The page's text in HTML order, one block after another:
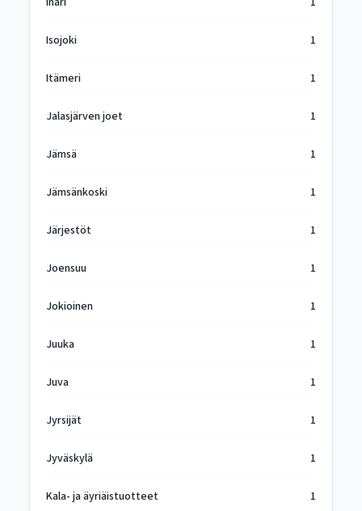
Isojoki 1
Itämeri 1
Jalasjärven joet 1
Jämsä 1
Jämsänkoski 1
Järjestöt 1
Joensuu 1
Jokioinen 1
Juuka 1
Juva 1
Jyrsijät 1
Jyväskylä 1
Kala- ja äyriäistuotteet 1